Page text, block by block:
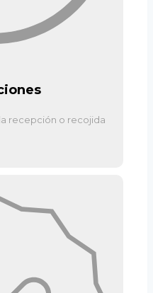
recepción o recojida